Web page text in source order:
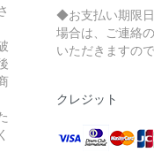
◆お支払い期限
場合は、ご連絡
いただきますの
クレジット